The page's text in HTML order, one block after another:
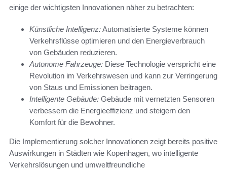
einige der wichtigsten Innovationen näher zu betrachten:
Künstliche Intelligenz:Automatisierte Systeme können
Verkehrsflüsse optimieren und den Energieverbrauch
von Gebäuden reduzieren.
Autonome Fahrzeuge: Diese Technologie verspricht eine
Revolution im Verkehrswesen und kann zur Verringerung
von Staus und Emissionen beitragen.
Intelligente Gebäude: Gebäude mit vernetzten Sensoren
verbessern die Energieeffizienz und steigern den
Komfort für die Bewohner.
Die Implementierung solcher Innovationen zeigt bereits positive
Auswirkungen in Städten wie Kopenhagen, wo intelligente
Verkehrslösungen und umweltfreundliche